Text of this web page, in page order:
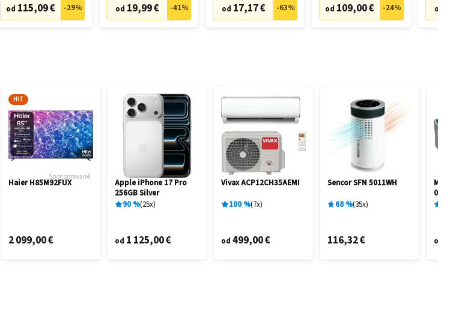
od 115,09 € -29% od 19,99 € -41% od 17,17 € -63% od 109,00 € -24% od
HIT
Sponzorované
Haier H85M92FUX
2 099,00 €
Apple iPhone 17 Pro
256GB Silver
90 % 25x
od 1 125,00 €
Vivax ACP12CH35AEMI
100 % 7x
od 499,00 €
Sencor SFN 5011WH
68 % 35x
116,32 €
0,91 M
od